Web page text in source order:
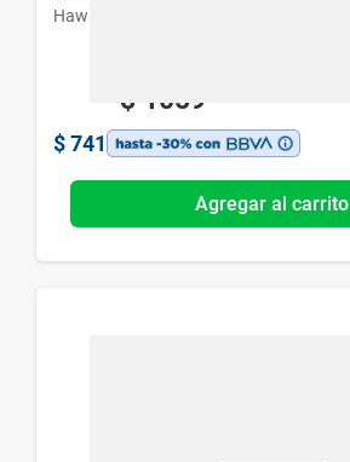
Hawaiian Tropic
$ 1059
$ 741
Agregar al carrito